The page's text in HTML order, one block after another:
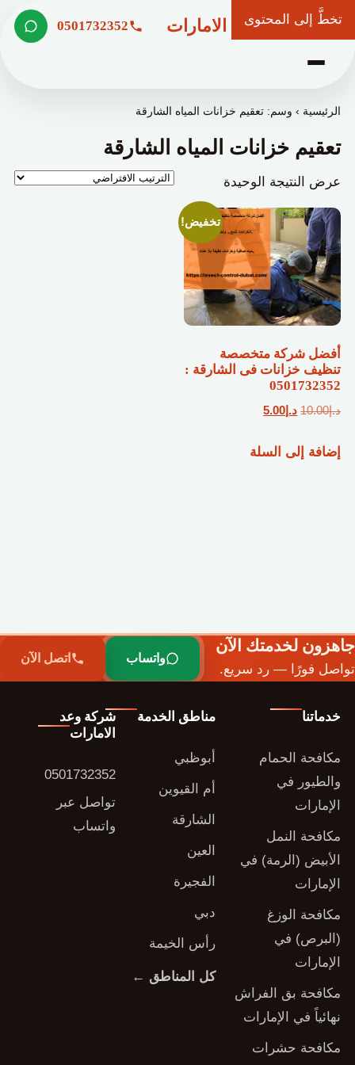
تخطَّ إلى المحتوى
شركة وعد الامارات 0501732352
الرئيسية ›وسم: تعقيم خزانات المياه الشارقة
تعقيم خزانات المياه الشارقة
عرض النتيجة الوحيدة
تخفيض!
أفضل شركة متخصصة
تنظيف خزانات فى الشارقة :
0501732352
د.إ10.00 السعر
هو:
د.إ5.00السعر
هو:
إضافة إلى السلة
جاهزون لخدمتك الآن
تواصل فورًا — رد سريع.
واتساب اتصل الآن
خدماتنا
مكافحة الحمام
والطيور في
الإمارات
مكافحة النمل
الأبيض (الرمة) في
الإمارات
مكافحة الوزغ
(البرص) في
الإمارات
مكافحة بق الفراش
نهائياً في الإمارات
مكافحة حشرات
مناطق الخدمة
أبوظبي
أم القيوين
الشارقة
العين
الفجيرة
دبي
رأس الخيمة
كل المناطق ←
شركة وعد
الامارات
0501732352
تواصل عبر
واتساب